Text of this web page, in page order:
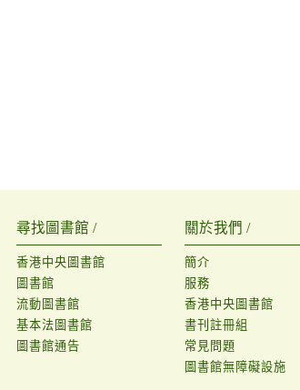
尋找圖書館 /
香港中央圖書館
圖書館
流動圖書館
基本法圖書館
圖書館通告
關於我們 /
簡介
服務
香港中央圖書館
書刊註冊組
常見問題
圖書館無障礙設施